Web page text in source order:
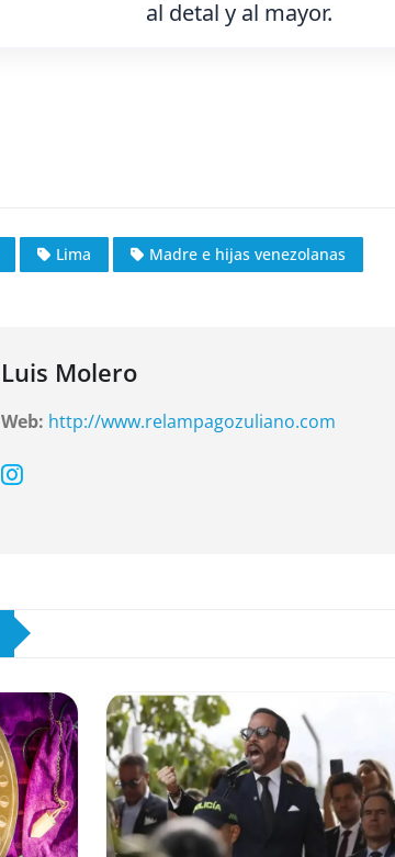
al detal y al mayor.
Lima Madre e hijas venezolanas
Luis Molero
Web: http://www.relampagozuliano.com